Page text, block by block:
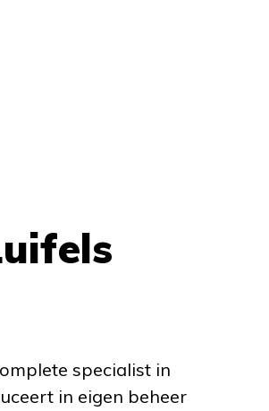
specialist in
in eigen beheer